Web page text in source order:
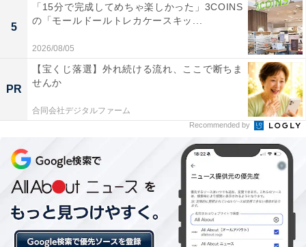
5
「15分で完成してめちゃ楽しかった」3COINS
の「モールドールトレカケースキッ...
2026/08/05
PR
【宝くじ落選】外れ続ける流れ、ここで断ちま
せんか
合同会社デジタルファーム
Recommended by